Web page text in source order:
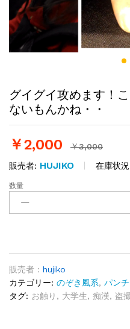
グイグイ攻めます！
ないもんかね・・
￥2,000 ￥3,000
販売者: HUJIKO 在庫状
グ
グ
め
ま
す！
こ
数量
販売者 : hujiko
カテゴリー: のぞき風系, パン
タグ: お触り , 大学生, 痴漢, 盗